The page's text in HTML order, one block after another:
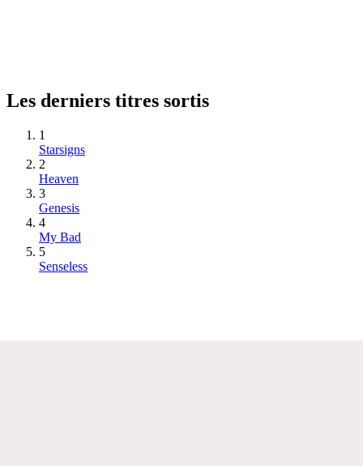
Les derniers titres sortis
1
Starsigns
2
Heaven
3
Genesis
4
My Bad
5
Senseless